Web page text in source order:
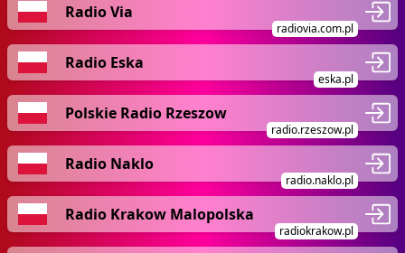
Radio Via
radiovia.com.pl
Radio Eska
eska.pl
Polskie Radio Rzeszow
radio.rzeszow.pl
Radio Naklo
radio.naklo.pl
Radio Krakow Malopolska
radiokrakow.pl